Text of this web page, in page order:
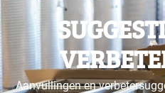
Aanvullingen en